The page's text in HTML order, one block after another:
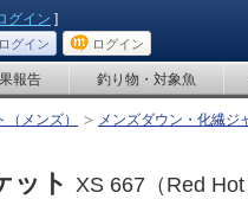
グイン ]
ログイン ログイン
報告 釣り物・対象魚
メンズ） メンズダウン・化繊ジ
ット XS 667（Red Hot